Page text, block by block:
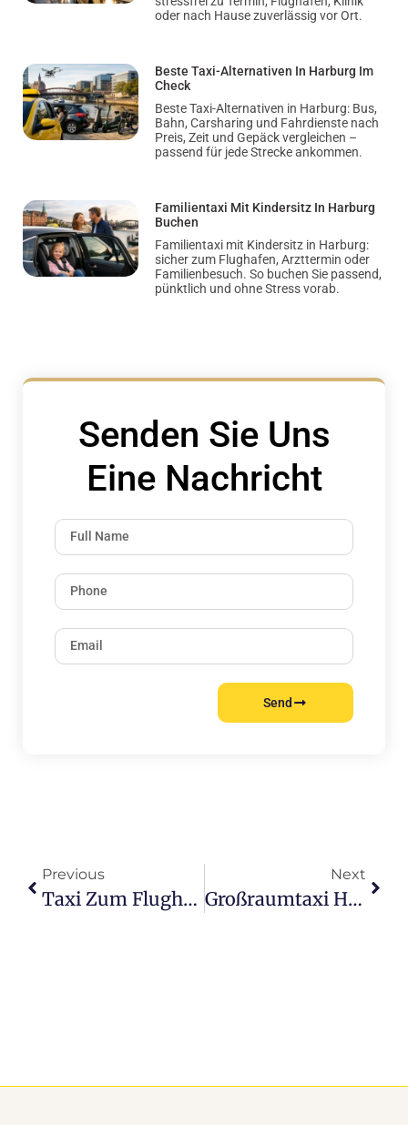
oder nach Hause zuverlässig vor Ort.
Beste Taxi-Alternativen In Harburg Im
Check
Beste Taxi-Alternativen in Harburg: Bus,
Bahn, Carsharing und Fahrdienste nach
Preis, Zeit und Gepäck vergleichen –
passend für jede Strecke ankommen.
Familientaxi Mit Kindersitz In Harburg
Buchen
Familientaxi mit Kindersitz in Harburg:
sicher zum Flughafen, Arzttermin oder
Familienbesuch. So buchen Sie passend,
pünktlich und ohne Stress vorab.
Senden Sie Uns
Eine Nachricht
Send
Previous
Taxi Zum Flughafen Harburg Ohne Stress
Next
Großraumtaxi Harburg Richtig Buchen